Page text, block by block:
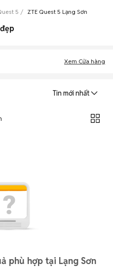
5 ZTE Quest 5 Lạng Sơn
Xem Cửa hàng
Tin mới nhất
phù hợp tại Lạng Sơn